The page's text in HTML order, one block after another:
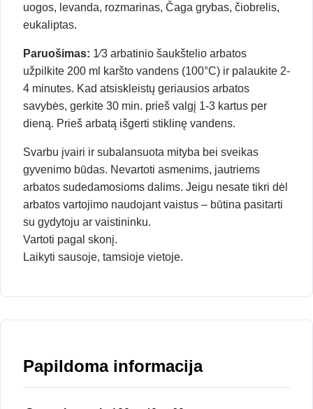
uogos, levanda, rozmarinas, Čaga grybas, čiobrelis,
eukaliptas.
Paruošimas: 1⁄3 arbatinio šaukštelio arbatos
užpilkite 200 ml karšto vandens (100°C) ir palaukite 2-
4 minutes. Kad atsiskleistų geriausios arbatos
savybės, gerkite 30 min. prieš valgį 1-3 kartus per
dieną. Prieš arbatą išgerti stiklinę vandens.
Svarbu įvairi ir subalansuota mityba bei sveikas
gyvenimo būdas. Nevartoti asmenims, jautriems
arbatos sudedamosioms dalims. Jeigu nesate tikri dėl
arbatos vartojimo naudojant vaistus – būtina pasitarti
su gydytoju ar vaistininku.
Vartoti pagal skonį.
Laikyti sausoje, tamsioje vietoje.
Papildoma informacija